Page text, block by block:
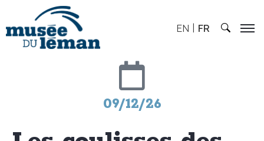
FR
EN
09/12/26